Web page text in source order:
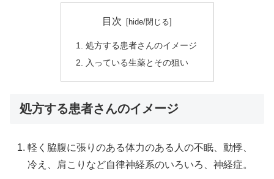
目次
処方する患者さんのイメージ
入っている生薬とその狙い
処方する患者さんのイメージ
軽く脇腹に張りのある体力のある人の不眠、動悸、
冷え、肩こりなど自律神経系のいろいろ、神経症。